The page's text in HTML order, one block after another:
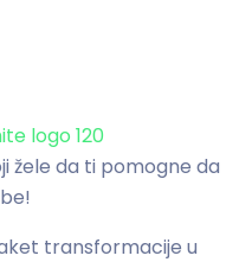
žele da ti pomogne da
transformacije u